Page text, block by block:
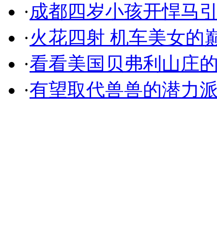
·成都四岁小孩开悍马
·火花四射 机车美女的
·看看美国贝弗利山庄
·有望取代兽兽的潜力